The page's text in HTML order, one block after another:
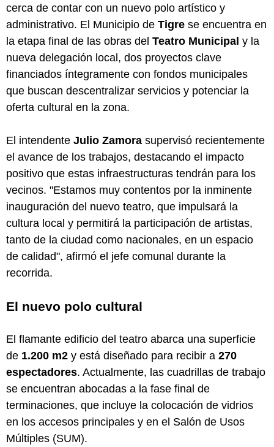
cerca de contar con un nuevo polo artístico y
administrativo. El Municipio de Tigre se encuentra en
la etapa final de las obras del Teatro Municipal y la
nueva delegación local, dos proyectos clave
financiados íntegramente con fondos municipales
que buscan descentralizar servicios y potenciar la
oferta cultural en la zona.
El intendente Julio Zamora supervisó recientemente
el avance de los trabajos, destacando el impacto
positivo que estas infraestructuras tendrán para los
vecinos. "Estamos muy contentos por la inminente
inauguración del nuevo teatro, que impulsará la
cultura local y permitirá la participación de artistas,
tanto de la ciudad como nacionales, en un espacio
de calidad", afirmó el jefe comunal durante la
recorrida.
El nuevo polo cultural
El flamante edificio del teatro abarca una superficie
de 1.200 m2 y está diseñado para recibir a 270
espectadores. Actualmente, las cuadrillas de trabajo
se encuentran abocadas a la fase final de
terminaciones, que incluye la colocación de vidrios
en los accesos principales y en el Salón de Usos
Múltiples (SUM).